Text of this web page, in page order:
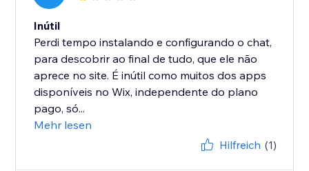
Inútil
Perdi tempo instalando e configurando o chat,
para descobrir ao final de tudo, que ele não
aprece no site. É inútil como muitos dos apps
disponíveis no Wix, independente do plano
pago, só...
Mehr lesen
Hilfreich (1)